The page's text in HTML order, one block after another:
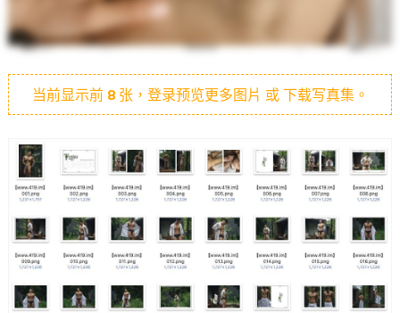
当前显示前 8张，登录预览更多图片 或 下载写真集。